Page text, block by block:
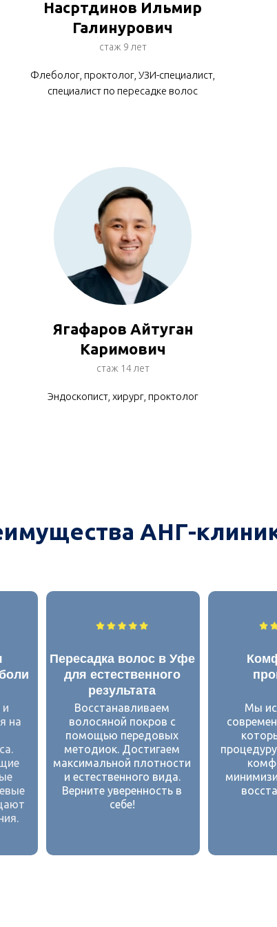
Насртдинов Ильмир
Галинурович
стаж 9 лет
Флеболог, проктолог, УЗИ-специалист,
специалист по пересадке волос
Ягафаров Айтуган
Каримович
стаж 14 лет
Эндоскопист, хирург, проктолог
АНГ-
Мы
Пересадка волос в Уфе
для естественного
результата
Восстанавливаем
волосяной покров с
помощью передовых
методиок. Достигаем
максимальной плотности
и естественного вида.
Верните уверенность в
себе!
на